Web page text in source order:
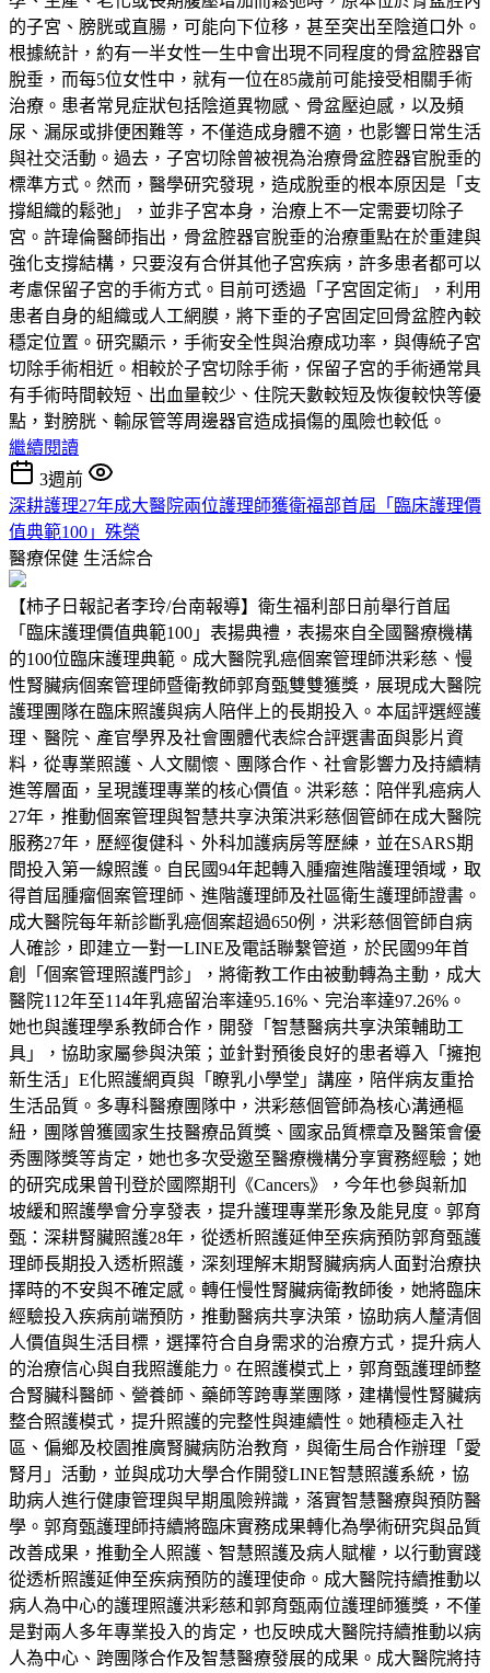
的子宮、膀胱或直腸，可能向下位移，甚至突出至陰道口外。
根據統計，約有一半女性一生中會出現不同程度的骨盆腔器官
脫垂，而每5位女性中，就有一位在85歲前可能接受相關手術
治療。患者常見症狀包括陰道異物感、骨盆壓迫感，以及頻
尿、漏尿或排便困難等，不僅造成身體不適，也影響日常生活
與社交活動。過去，子宮切除曾被視為治療骨盆腔器官脫垂的
標準方式。然而，醫學研究發現，造成脫垂的根本原因是「支
撐組織的鬆弛」，並非子宮本身，治療上不一定需要切除子
宮。許瑋倫醫師指出，骨盆腔器官脫垂的治療重點在於重建與
強化支撐結構，只要沒有合併其他子宮疾病，許多患者都可以
考慮保留子宮的手術方式。目前可透過「子宮固定術」，利用
患者自身的組織或人工網膜，將下垂的子宮固定回骨盆腔內較
穩定位置。研究顯示，手術安全性與治療成功率，與傳統子宮
切除手術相近。相較於子宮切除手術，保留子宮的手術通常具
有手術時間較短、出血量較少、住院天數較短及恢復較快等優
點，對膀胱、輸尿管等周邊器官造成損傷的風險也較低。
繼續閱讀
3週前
深耕護理27年成大醫院兩位護理師獲衛福部首屆「臨床護理價
值典範100」殊榮
醫療保健 生活綜合
【柿子日報記者李玲/台南報導】衛生福利部日前舉行首屆
「臨床護理價值典範100」表揚典禮，表揚來自全國醫療機構
的100位臨床護理典範。成大醫院乳癌個案管理師洪彩慈、慢
性腎臟病個案管理師暨衛教師郭育甄雙雙獲獎，展現成大醫院
護理團隊在臨床照護與病人陪伴上的長期投入。本屆評選經護
理、醫院、產官學界及社會團體代表綜合評選書面與影片資
料，從專業照護、人文關懷、團隊合作、社會影響力及持續精
進等層面，呈現護理專業的核心價值。洪彩慈：陪伴乳癌病人
27年，推動個案管理與智慧共享決策洪彩慈個管師在成大醫院
服務27年，歷經復健科、外科加護病房等歷練，並在SARS期
間投入第一線照護。自民國94年起轉入腫瘤進階護理領域，取
得首屆腫瘤個案管理師、進階護理師及社區衛生護理師證書。
成大醫院每年新診斷乳癌個案超過650例，洪彩慈個管師自病
人確診，即建立一對一LINE及電話聯繫管道，於民國99年首
創「個案管理照護門診」，將衛教工作由被動轉為主動，成大
醫院112年至114年乳癌留治率達95.16%、完治率達97.26%。
她也與護理學系教師合作，開發「智慧醫病共享決策輔助工
具」，協助家屬參與決策；並針對預後良好的患者導入「擁抱
新生活」E化照護網頁與「瞭乳小學堂」講座，陪伴病友重拾
生活品質。多專科醫療團隊中，洪彩慈個管師為核心溝通樞
紐，團隊曾獲國家生技醫療品質獎、國家品質標章及醫策會優
秀團隊獎等肯定，她也多次受邀至醫療機構分享實務經驗；她
的研究成果曾刊登於國際期刊《Cancers》，今年也參與新加
坡緩和照護學會分享發表，提升護理專業形象及能見度。郭育
甄：深耕腎臟照護28年，從透析照護延伸至疾病預防郭育甄護
理師長期投入透析照護，深刻理解末期腎臟病病人面對治療抉
擇時的不安與不確定感。轉任慢性腎臟病衛教師後，她將臨床
經驗投入疾病前端預防，推動醫病共享決策，協助病人釐清個
人價值與生活目標，選擇符合自身需求的治療方式，提升病人
的治療信心與自我照護能力。在照護模式上，郭育甄護理師整
合腎臟科醫師、營養師、藥師等跨專業團隊，建構慢性腎臟病
整合照護模式，提升照護的完整性與連續性。她積極走入社
區、偏鄉及校園推廣腎臟病防治教育，與衛生局合作辦理「愛
腎月」活動，並與成功大學合作開發LINE智慧照護系統，協
助病人進行健康管理與早期風險辨識，落實智慧醫療與預防醫
學。郭育甄護理師持續將臨床實務成果轉化為學術研究與品質
改善成果，推動全人照護、智慧照護及病人賦權，以行動實踐
從透析照護延伸至疾病預防的護理使命。成大醫院持續推動以
病人為中心的護理照護洪彩慈和郭育甄兩位護理師獲獎，不僅
是對兩人多年專業投入的肯定，也反映成大醫院持續推動以病
人為中心、跨團隊合作及智慧醫療發展的成果。成大醫院將持